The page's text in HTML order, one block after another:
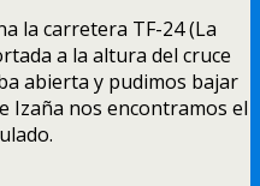
la carretera TF-24 (La
a la altura del cruce
abierta y pudimos bajar
Izaña nos encontramos el